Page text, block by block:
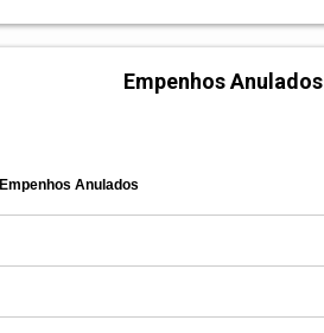
Empenhos Anulados
Empenhos Anulados